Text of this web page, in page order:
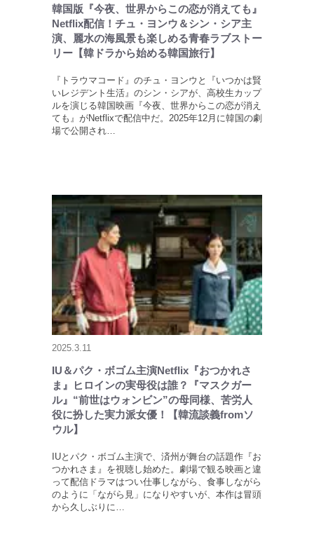
韓国版『今夜、世界からこの恋が消えても』
Netflix配信！チュ・ヨンウ＆シン・シア主
演、麗水の海風景も楽しめる青春ラブストー
リー【韓ドラから始める韓国旅行】
『トラウマコード』のチュ・ヨンウと『いつかは賢
いレジデント生活』のシン・シアが、高校生カップ
ルを演じる韓国映画『今夜、世界からこの恋が消え
ても』がNetflixで配信中だ。2025年12月に韓国の劇
場で公開され…
2025.3.11
IU＆パク・ボゴム主演Netflix『おつかれさ
ま』ヒロインの実母役は誰？『マスクガー
ル』“前世はウォンビン”の母同様、苦労人
役に扮した実力派女優！【韓流談義fromソ
ウル】
IUとパク・ボゴム主演で、済州が舞台の話題作『お
つかれさま』を視聴し始めた。劇場で観る映画と違
って配信ドラマはつい仕事しながら、食事しながら
のように「ながら見」になりやすいが、本作は冒頭
から久しぶりに…